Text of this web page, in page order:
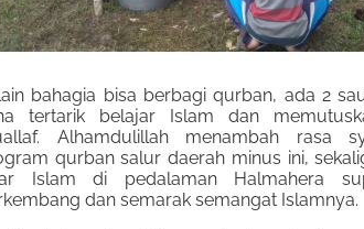
bahagia bisa berbagi qurban, ada 2
tertarik belajar Islam dan
Alhamdulillah menambah rasa
qurban salur daerah minus ini,
Islam di pedalaman Halmahera
dan semarak semangat Islamnya.